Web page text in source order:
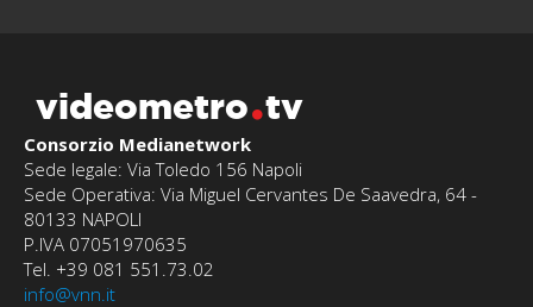
videometro tv
Consorzio Medianetwork
Sede legale: Via Toledo 156 Napoli
Sede Operativa: Via Miguel Cervantes De Saavedra, 64 -
80133 NAPOLI
P.IVA 07051970635
Tel. +39 081 551.73.02
info@vnn.it